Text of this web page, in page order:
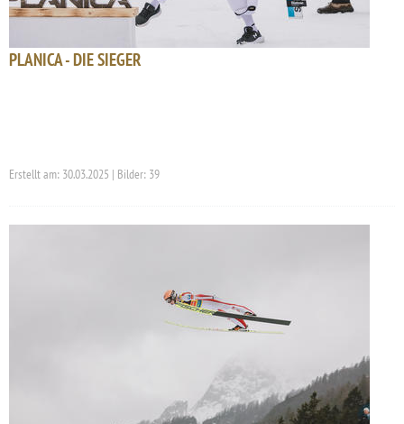
PLANICA - DIE SIEGER
Erstellt am: 30.03.2025 | Bilder: 39